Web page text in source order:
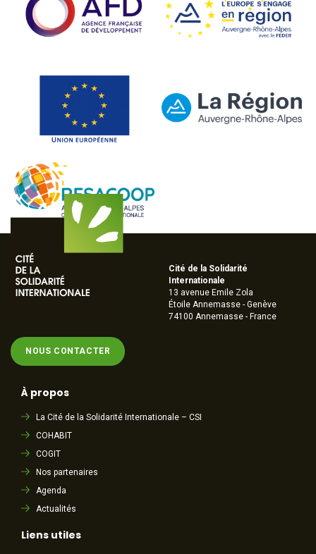
NOUS CONTACTER
Cité de la Solidarité
Internationale
13 avenue Emile Zola
Étoile Annemasse - Genève
74100 Annemasse - France
À propos
La Cité de la Solidarité Internationale – CSI
COHABIT
COGIT
Nos partenaires
Agenda
Actualités
Liens utiles